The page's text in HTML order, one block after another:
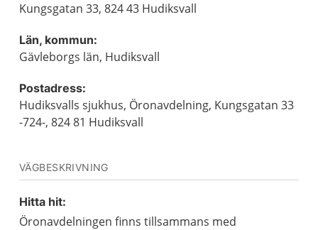
Kungsgatan 33, 824 43 Hudiksvall
Län, kommun:
Gävleborgs län, Hudiksvall
Postadress:
Hudiksvalls sjukhus, Öronavdelning, Kungsgatan 33
-724-, 824 81 Hudiksvall
VÄGBESKRIVNING
Hitta hit:
Öronavdelningen finns tillsammans med